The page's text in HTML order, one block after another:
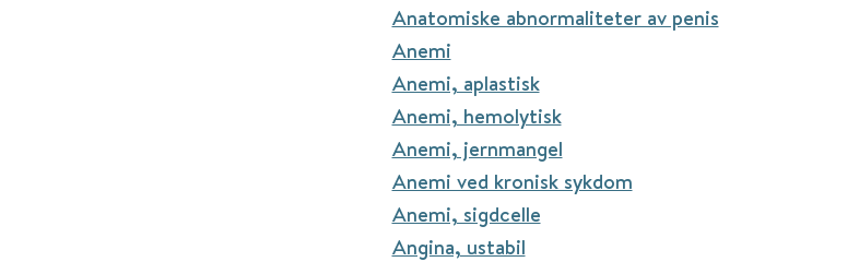
Anatomiske abnormaliteter av penis
Anemi
Anemi, aplastisk
Anemi, hemolytisk
Anemi, jernmangel
Anemi ved kronisk sykdom
Anemi, sigdcelle
Angina, ustabil